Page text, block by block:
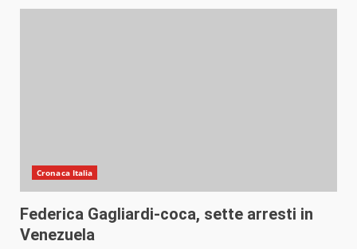
Cronaca Italia
Federica Gagliardi-coca, sette arresti in
Venezuela